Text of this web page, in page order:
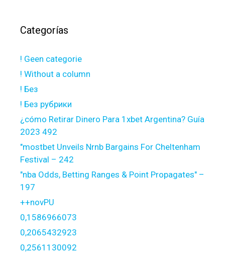
Categorías
! Geen categorie
! Without a column
! Без
! Без рубрики
¿cómo Retirar Dinero Para 1xbet Argentina? Guía
2023 492
"mostbet Unveils Nrnb Bargains For Cheltenham
Festival – 242
"nba Odds, Betting Ranges & Point Propagates" –
197
++novPU
0,1586966073
0,2065432923
0,2561130092